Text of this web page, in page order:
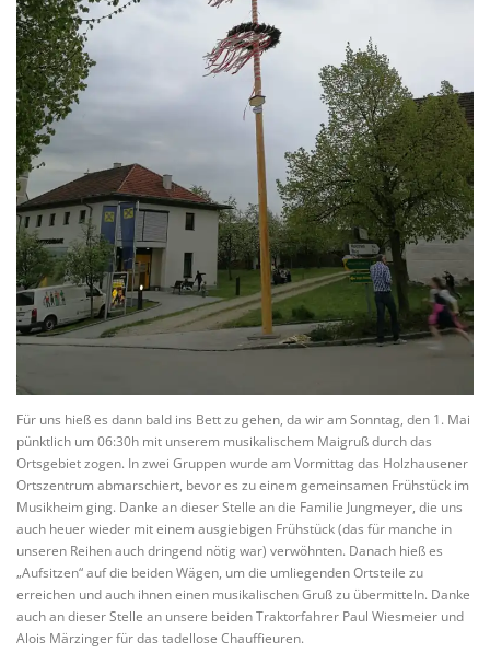
Für uns hieß es dann bald ins Bett zu gehen, da wir am Sonntag, den 1. Mai
pünktlich um 06:30h mit unserem musikalischem Maigruß durch das
Ortsgebiet zogen. In zwei Gruppen wurde am Vormittag das Holzhausener
Ortszentrum abmarschiert, bevor es zu einem gemeinsamen Frühstück im
Musikheim ging. Danke an dieser Stelle an die Familie Jungmeyer, die uns
auch heuer wieder mit einem ausgiebigen Frühstück (das für manche in
unseren Reihen auch dringend nötig war) verwöhnten. Danach hieß es
„Aufsitzen“ auf die beiden Wägen, um die umliegenden Ortsteile zu
erreichen und auch ihnen einen musikalischen Gruß zu übermitteln. Danke
auch an dieser Stelle an unsere beiden Traktorfahrer Paul Wiesmeier und
Alois Märzinger für das tadellose Chauffieuren.